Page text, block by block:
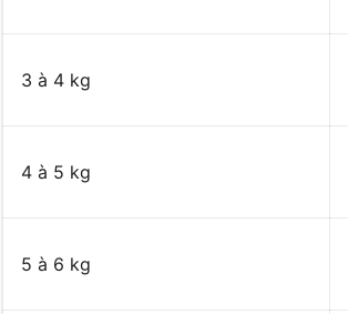
3 à 4 kg
4 à 5 kg
5 à 6 kg